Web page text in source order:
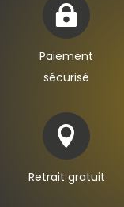

Paiement
sécurisé

Retrait gratuit